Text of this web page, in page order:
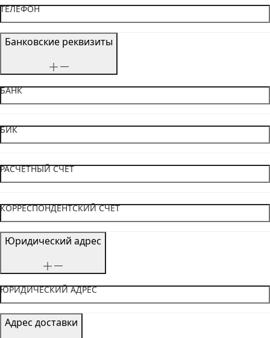
ТЕЛЕФОН
Банковские реквизиты
БАНК
БИК
РАСЧЕТНЫЙ СЧЕТ
КОРРЕСПОНДЕНТСКИЙ СЧЕТ
Юридический адрес
ЮРИДИЧЕСКИЙ АДРЕС
Адрес доставки